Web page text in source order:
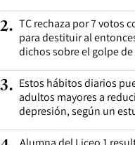
2. TC rechaza por 7 votos
para destituir al
dichos sobre el golpe de
3. Estos hábitos diarios
adultos mayores a
depresión, según un